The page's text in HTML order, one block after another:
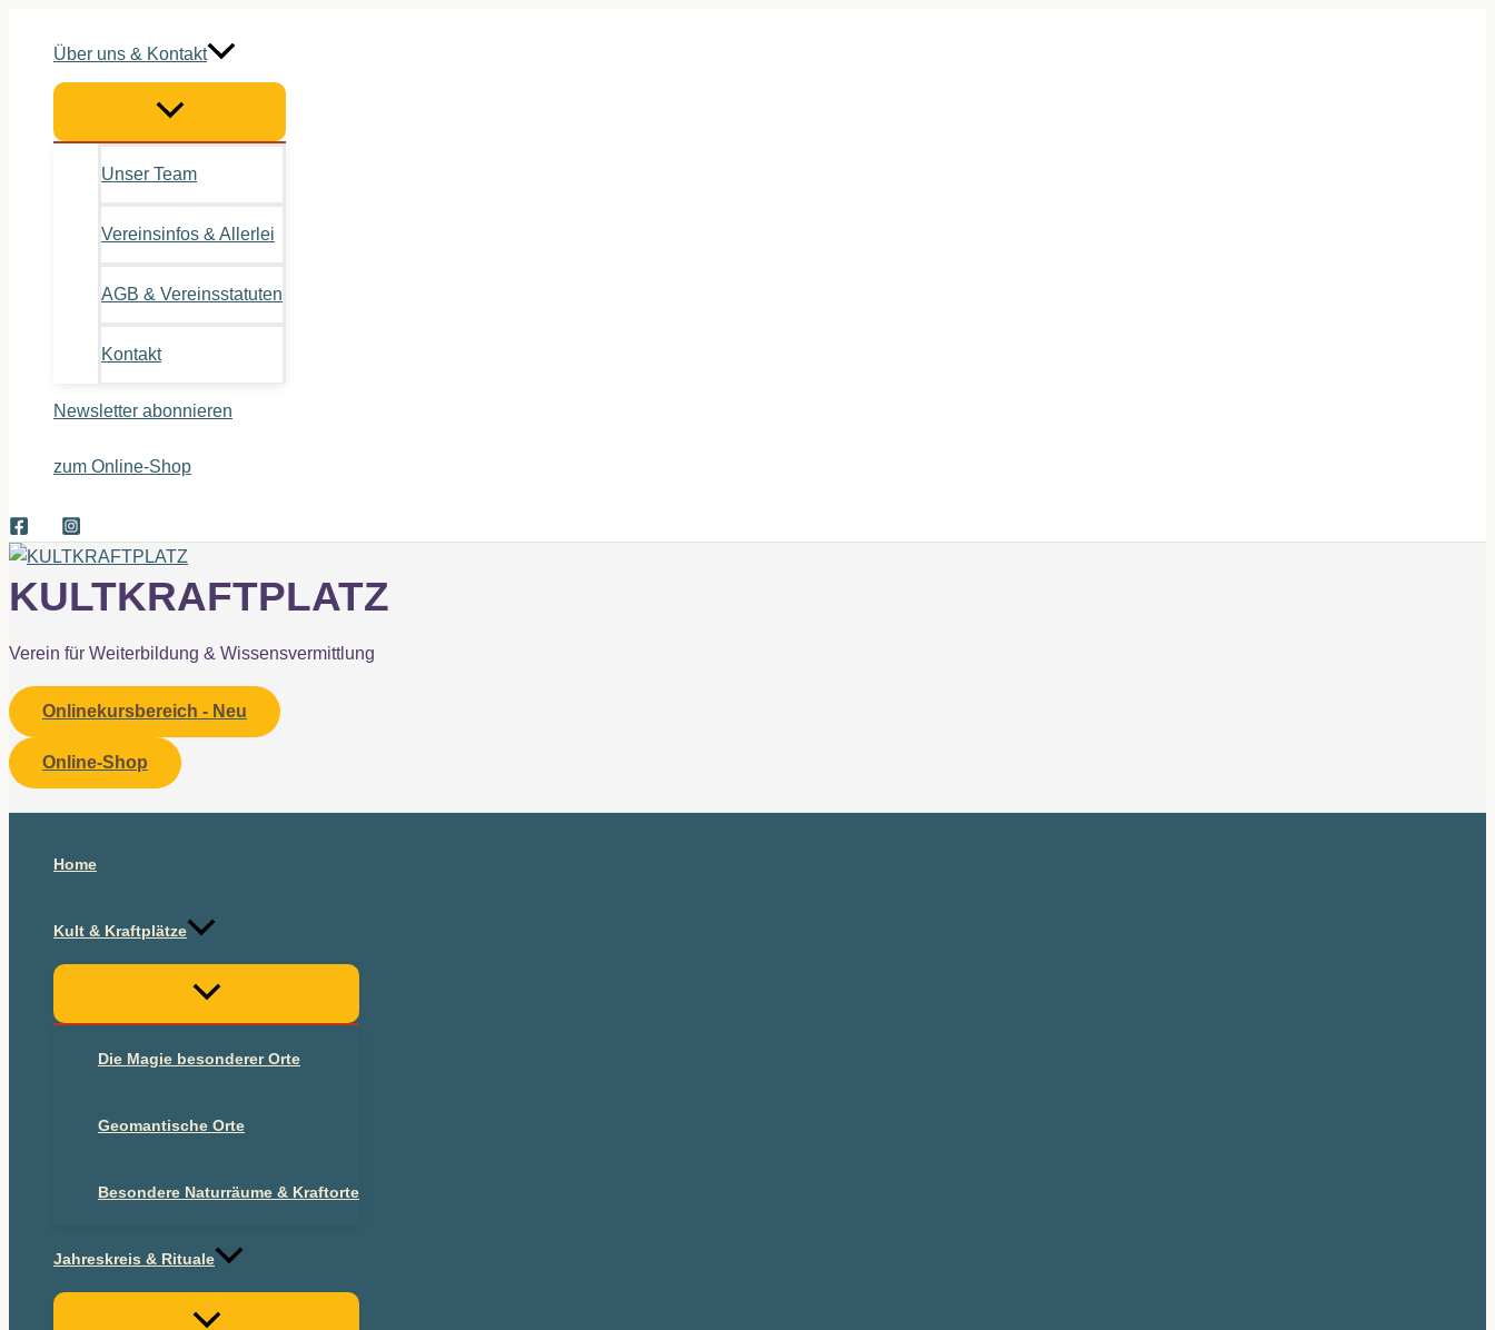
springen
Über uns & Kontakt
Unser Team
Vereinsinfos & Allerlei
AGB & Vereinsstatuten
Kontakt
Newsletter abonnieren
zum Online-Shop
KULTKRAFTPLATZ
Verein für Weiterbildung & Wissensvermittlung
Onlinekursbereich - Neu
Online-Shop
Home
Kult & Kraftplätze
Die Magie besonderer Orte
Geomantische Orte
Besondere Naturräume & Kraftorte
Jahreskreis & Rituale